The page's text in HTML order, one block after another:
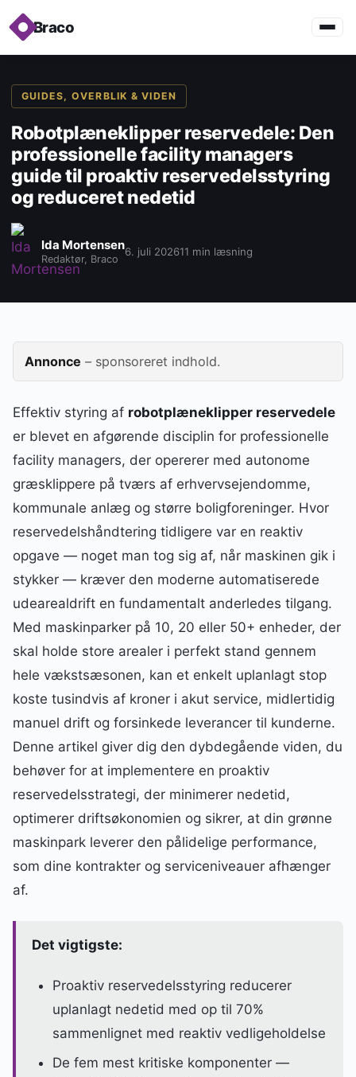
Braco
GUIDES, OVERBLIK & VIDEN
Robotplæneklipper reservedele: Den
professionelle facility managers
guide til proaktiv reservedelsstyring
og reduceret nedetid
Ida Mortensen
Redaktør, Braco
6. juli 202611 min læsning
Annonce – sponsoreret indhold.
Effektiv styring af robotplæneklipper reservedele
er blevet en afgørende disciplin for professionelle
facility managers, der opererer med autonome
græsklippere på tværs af erhvervsejendomme,
kommunale anlæg og større boligforeninger. Hvor
reservedelshåndtering tidligere var en reaktiv
opgave — noget man tog sig af, når maskinen gik i
stykker — kræver den moderne automatiserede
udearealdrift en fundamentalt anderledes tilgang.
Med maskinparker på 10, 20 eller 50+ enheder, der
skal holde store arealer i perfekt stand gennem
hele vækstsæsonen, kan et enkelt uplanlagt stop
koste tusindvis af kroner i akut service, midlertidig
manuel drift og forsinkede leverancer til kunderne.
Denne artikel giver dig den dybdegående viden, du
behøver for at implementere en proaktiv
reservedelsstrategi, der minimerer nedetid,
optimerer driftsøkonomien og sikrer, at din grønne
maskinpark leverer den pålidelige performance,
som dine kontrakter og serviceniveauer afhænger
af.
Det vigtigste:
Proaktiv reservedelsstyring reducerer
uplanlagt nedetid med op til 70%
sammenlignet med reaktiv vedligeholdelse
De fem mest kritiske komponenter —